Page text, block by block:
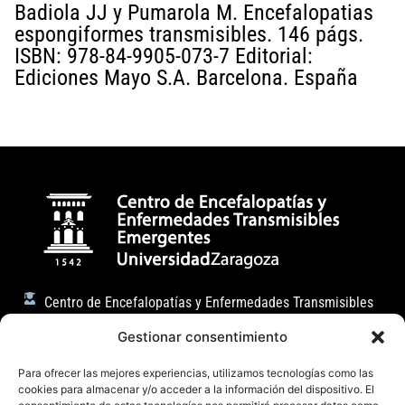
Gestionar consentimiento
Para ofrecer las mejores experiencias, utilizamos tecnologías como las
cookies para almacenar y/o acceder a la información del dispositivo. El
Badiola JJ y Pumarola M. Encefalopatias
espongiformes transmisibles. 146 págs.
ISBN: 978-84-9905-073-7 Editorial:
Ediciones Mayo S.A. Barcelona. España
Centro de Encefalopatías y Enfermedades Transmisibles
C/ Miguel Servet, 177 50013, Zaragoza (España)